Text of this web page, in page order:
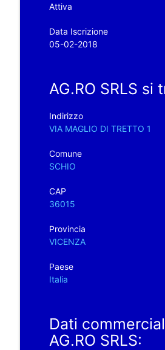
Attiva
Data Iscrizione
05-02-2018
AG.RO SRLS si
Indirizzo
VIA MAGLIO DI TRETTO 1
Comune
SCHIO
CAP
36015
Provincia
VICENZA
Paese
Italia
Dati
AG.RO SRLS: